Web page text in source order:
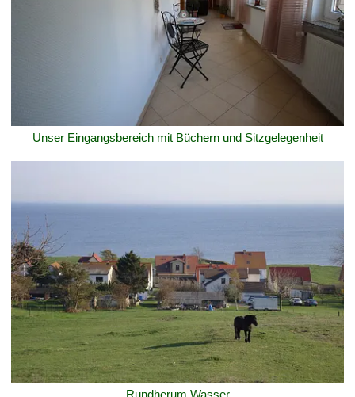
Unser Eingangsbereich mit Büchern und Sitzgelegenheit
Rundherum Wasser